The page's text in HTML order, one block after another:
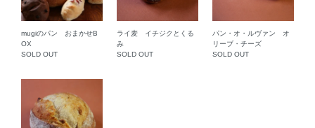
mugiのパン おまかせB
OX
SOLD OUT
ライ麦 イチジクとくる
み
SOLD OUT
パン・オ・ルヴァン オ
リーブ・チーズ
SOLD OUT